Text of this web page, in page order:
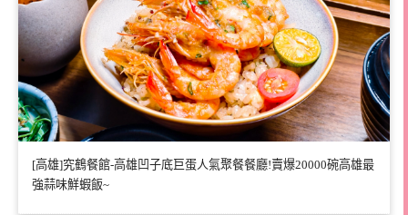
[高雄]究鶴餐館-高雄凹子底巨蛋人氣聚餐餐廳!賣爆20000碗高雄最
強蒜味鮮蝦飯~